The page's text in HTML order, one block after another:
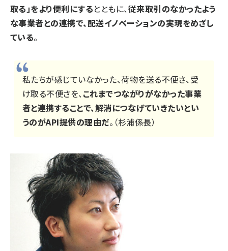
取る」をより便利にするとともに、従来取引のなかったよう
な事業者との連携で、配送イノベーションの実現をめざし
ている。
私たちが感じていなかった、荷物を送る不便さ、受
け取る不便さを、 これまでつながりがなかった事業
者と連携することで、解消につなげていきたいとい
うのがAPI提供の理由だ。（杉浦係長）